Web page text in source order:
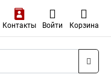
Контакты Войти Корзина